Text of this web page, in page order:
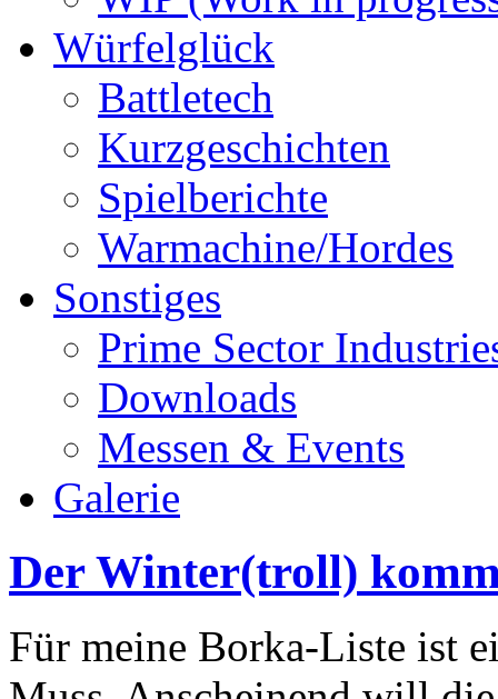
Würfelglück
Battletech
Kurzgeschichten
Spielberichte
Warmachine/Hordes
Sonstiges
Prime Sector
Downloads
Messen & Events
Galerie
Der Winter(troll)
Für meine Borka-Liste ist